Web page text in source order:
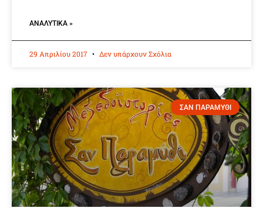
ΑΝΑΛΥΤΙΚΆ »
29 Απριλίου 2017 Δεν υπάρχουν Σχόλια
ΣΑΝ ΠΑΡΑΜΥΘΙ